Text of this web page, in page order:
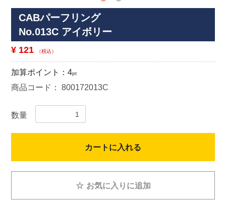
CABパーフリング
No.013C アイボリー
¥ 121 （税込）
加算ポイント：4pt
商品コード：800172013C
数量
カートに入れる
☆ お気に入りに追加